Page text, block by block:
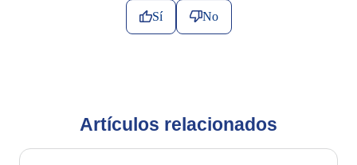
Sí No
Artículos relacionados